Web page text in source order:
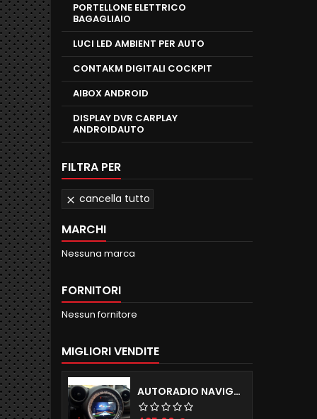
PORTELLONE ELETTRICO
BAGAGLIAIO
LUCI LED AMBIENT PER AUTO
CONTAKM DIGITALI COCKPIT
AIBOX ANDROID
DISPLAY DVR CARPLAY
ANDROIDAUTO
FILTRA PER
 cancella tutto
MARCHI
Nessuna marca
FORNITORI
Nessun fornitore
MIGLIORI VENDITE
AUTORADIO NAVIGATORE R56 57 60 ANDROID 12.0 QUADCORE WIFI 2GB RAM 16GB ROM